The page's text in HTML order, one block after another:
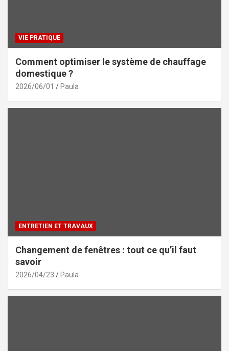
VIE PRATIQUE
Comment optimiser le système de chauffage
domestique ?
2026/06/01 Paula
ENTRETIEN ET TRAVAUX
Changement de fenêtres : tout ce qu’il faut
savoir
2026/04/23 Paula